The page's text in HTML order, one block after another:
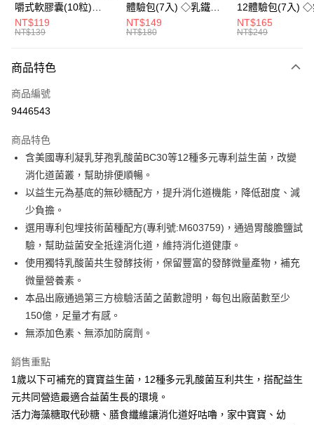
Google Pay
全盈+PAY
大哥付你分期
【大哥付你分期使用說明】
1.本服務由台灣大哥大提供，台灣大哥大用戶可立即使用無須另外申請。
流程，驗證手機門號後，選擇欲分期的期數、繳款截止日，確認付款後即完
成交易。
3.實際核准額度、可分期數及費用金額請依後續交易確認頁面所載為準。
4.訂單成立30分鐘內，如未前往確認交易或遇審核未通過，訂單將自動取
法說明評估內容。
【繳款方式說明】
1.分期款項不併入電信帳單，「大哥付你分期」於每月結算日後寄送繳費提
醒簡訊。
2.透過簡訊連結打開帳單後，可選擇「超商條碼／台灣大直營門市／銀行轉
帳／街口支付／iPASS MONEY」等通路繳費。
【注意事項】
1.本服務係由「台灣大哥大股份有限公司」（以下簡稱本公司）所提供，讓
用戶於交易時，得透過本服務購買商品或服務，並由商店將買賣／分期付款
2.基於同意付款使用「大哥付你分期」之契約關係目的，商店將以您的個人
由本公司與您本人進行分期帳單所需資料之確認、核對及更正。
3.完整用戶服務條款，請詳閱以下連結：https://oppay.tw/userRule
AFTEE先享後付
【關於「AFTEE先享後付」】
AFTEE先享後付是「在收到商品之後才付款」的支付方式。 讓您購物簡單
便利好安心！
１．簡單：不需註冊會員、不需綁卡、不需儲值。
２．便利：只要手機號碼，簡訊認證，即可結帳。
３．安心：先確認商品／服務後，再付款。
【「AFTEE先享後付」結帳流程】
１．於結帳方式選擇「AFTEE先享後付」後，將跳轉至「AFTEE先享後付」
２．訂單成立數日內，您將收到繳費通知簡訊。
３．收到繳費通知簡訊後14天內，點擊此簡訊中的連結，可透過四大超商／
ATM／網路銀行／等多元方式進行付款，方視為交易完成。
※ 請注意：結帳手續完成當下不需立刻繳費，但若您需要取消訂單，請聯絡
購買商品的店家。未經商家同意取消之訂單仍視為有效，需透過AFTEE先享
後付繳納相關費用。
是否繳費成功／繳費後需取消欲退款等相關疑問，請聯繫「AFTEE先享後付
客戶支援中心」
【注意事項】
易，需依本服務之必要範圍內提供個人資料，並將交易相關給付款項請求債
ATM付款
全家取貨付款
每筆NT$65，滿NT$1,300(含以上)免運費
7-11取貨付款
宅配
每筆NT$85，滿NT$1,300(含以上)免運費
嚼式軟膠囊(10粒)
◇OMEGA-
3(EPA+DHA)+rTG型魚
NT$119
NT$139
體驗包(7入) ◇乳鐵蛋
白+藻精蛋白+DHA藻
油+專利大豆卵磷脂 成
NT$149
NT$180
12體驗包(7入) ◇
糖添加◇
NT$165
NT$249
商品特色
商品編號
9446543
商品特色
含美國專利凝乳芽孢乳酸菌BC30等12種多元專利益生菌，改變
消化道菌叢，幫助排便順暢。
以益生元為基底的無砂糖配方，提升消化道機能，降低甜度、減
少負擔。
選用專利包埋技術菌種配方(專利號:M603759)，通過胃酸膽鹽試
驗，幫助益菌安全抵達消化道，維持消化道健康。
使用獨特乳酸菌共生發酵技術，保留豐富的發酵微量產物，補充
微量營養素。
本品出廠通過第三方檢驗活菌之菌數證明，每包出廠菌數至少
150億，足量才有感。
無添加色素、無添加防腐劑。
銷售重點
1歲以下可補充的寶寶益生菌，12種多元乳酸菌互利共生，搭配益生
元共同營造最適合益菌生長的環境。
活力海藻糖取代砂糖、膳食纖維讓消化道好咕嚕，家中寶寶、幼